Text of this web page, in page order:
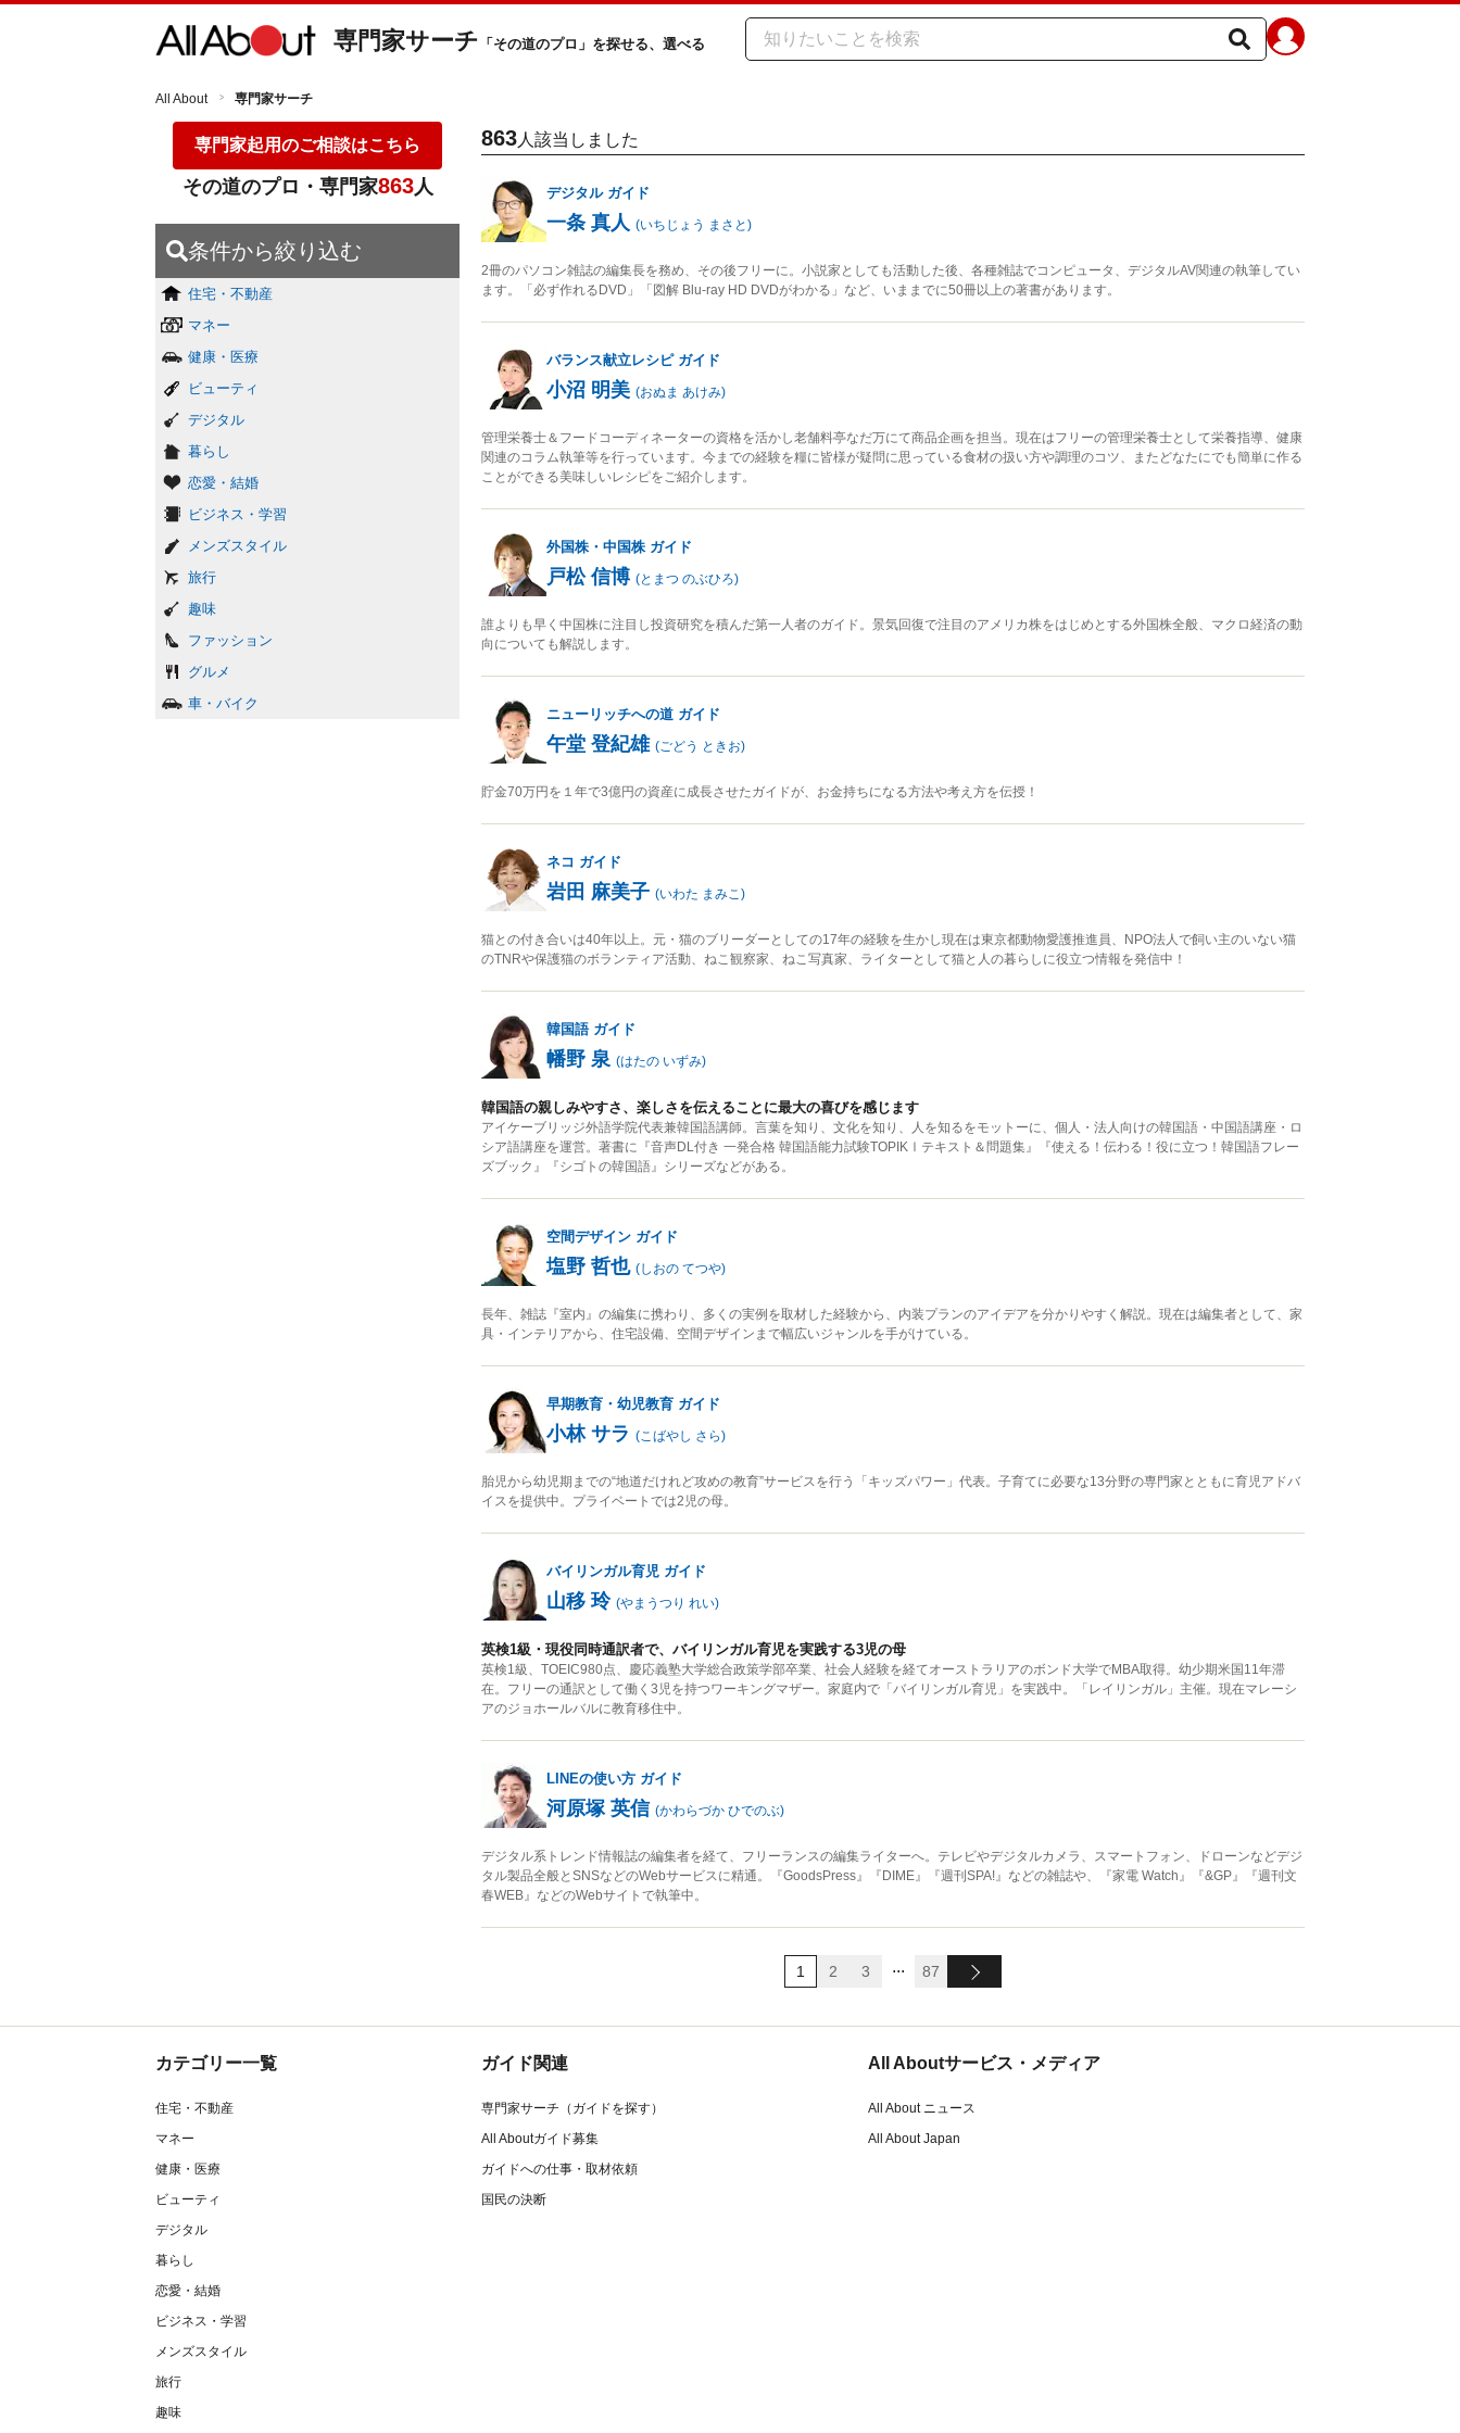
専門家サーチ 「その道のプロ」を探せる、選べる
All About 専門家サーチ
専門家起用のご相談はこちら
その道のプロ・専門家863人
条件から絞り込む
住宅・不動産
マネー
健康・医療
ビューティ
デジタル
暮らし
恋愛・結婚
ビジネス・学習
メンズスタイル
旅行
趣味
ファッション
グルメ
車・バイク
863人該当しました
デジタルガイド
一条 真人 (いちじょう まさと)
2冊のパソコン雑誌の編集長を務め、その後フリーに。小説家としても活動した後、各種雑誌でコンピュータ、デジタルAV関連の執筆してい
ます。「必ず作れるDVD」「図解 Blu-ray HD DVDがわかる」など、いままでに50冊以上の著書があります。
バランス献立レシピガイド
小沼 明美 (おぬま あけみ)
管理栄養士＆フードコーディネーターの資格を活かし老舗料亭なだ万にて商品企画を担当。現在はフリーの管理栄養士として栄養指導、健康
関連のコラム執筆等を行っています。今までの経験を糧に皆様が疑問に思っている食材の扱い方や調理のコツ、またどなたにでも簡単に作る
ことができる美味しいレシピをご紹介します。
外国株・中国株 ガイド
戸松 信博 (とまつ のぶひろ)
誰よりも早く中国株に注目し投資研究を積んだ第一人者のガイド。景気回復で注目のアメリカ株をはじめとする外国株全般、マクロ経済の動
向についても解説します。
ニューリッチへの道 ガイド
午堂 登紀雄 (ごどう ときお)
貯金70万円を１年で3億円の資産に成長させたガイドが、お金持ちになる方法や考え方を伝授！
ネコ ガイド
岩田 麻美子 (いわた まみこ )
猫との付き合いは40年以上。元・猫のブリーダーとしての17年の経験を生かし現在は東京都動物愛護推進員、NPO法人で飼い主のいない猫
のTNRや保護猫のボランティア活動、ねこ観察家、ねこ写真家、ライターとして猫と人の暮らしに役立つ情報を発信中！
韓国語ガイド
幡野 泉 (はたの いずみ)
韓国語の親しみやすさ、楽しさを伝えることに最大の喜びを感じます
アイケーブリッジ外語学院代表兼韓国語講師。言葉を知り、文化を知り、人を知るをモットーに、個人・法人向けの韓国語・中国語講座・ロ
シア語講座を運営。著書に『音声DL付き 一発合格 韓国語能力試験TOPIKⅠテキスト＆問題集』『使える！伝わる！役に立つ！韓国語フレー
ズブック』『シゴトの韓国語』シリーズなどがある。
空間デザイン ガイド
塩野 哲也 (しおの てつや)
長年、雑誌『室内』の編集に携わり、多くの実例を取材した経験から、内装プランのアイデアを分かりやすく解説。現在は編集者として、家
具・インテリアから、住宅設備、空間デザインまで幅広いジャンルを手がけている。
早期教育・幼児教育 ガイド
小林 サラ ( こばやし さら)
胎児から幼児期までの“地道だけれど攻めの教育”サービスを行う「キッズパワー」代表。子育てに必要な13分野の専門家とともに育児アドバ
イスを提供中。プライベートでは2児の母。
バイリンガル育児 ガイド
山移 玲 (やまうつり れい)
英検1級・現役同時通訳者で、バイリンガル育児を実践する3児の母
英検1級、TOEIC980点、慶応義塾大学総合政策学部卒業、社会人経験を経てオーストラリアのボンド大学でMBA取得。幼少期米国11年滞
在。フリーの通訳として働く3児を持つワーキングマザー。家庭内で「バイリンガル育児」を実践中。「レイリンガル」主催。現在マレーシ
アのジョホールバルに教育移住中。
LINEの使い方 ガイド
河原塚 英信 (かわらづか ひでのぶ)
デジタル系トレンド情報誌の編集者を経て、フリーランスの編集ライターへ。テレビやデジタルカメラ、スマートフォン、ドローンなどデジ
タル製品全般とSNSなどのWebサービスに精通。『GoodsPress』『DIME』『週刊SPA!』などの雑誌や、『家電 Watch』『&GP』『週刊文
春WEB』などのWebサイトで執筆中。
1 2 3 ... 87
カテゴリー一覧
住宅・不動産
マネー
健康・医療
ビューティ
デジタル
暮らし
恋愛・結婚
ビジネス・学習
メンズスタイル
旅行
趣味
ガイド関連
専門家サーチ（ガイドを探す）
All Aboutガイド募集
ガイドへの仕事・取材依頼
国民の決断
All Aboutサービス・メディア
All About ニュース
All About Japan